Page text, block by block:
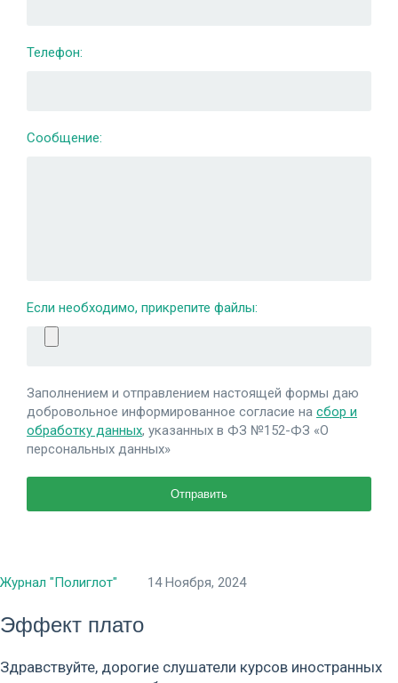
Телефон:
Сообщение:
Если необходимо, прикрепите файлы:
Заполнением и отправлением настоящей формы даю
добровольное информированное согласие на сбор и
обработку данных, указанных в ФЗ №152-ФЗ «О
персональных данных»
Журнал "Полиглот" 14 Ноября, 2024
Эффект плато
Здравствуйте, дорогие слушатели курсов иностранных